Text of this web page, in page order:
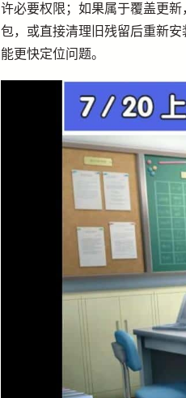
许必要权限；如果属于覆盖更
包，或直接清理旧残留后重新
能更快定位问题。